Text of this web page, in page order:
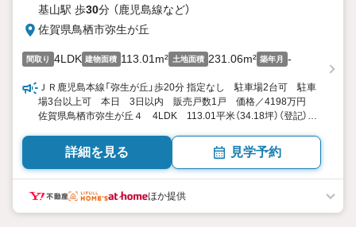
基山駅 歩30分 （鹿児島線など）
佐賀県鳥栖市弥生が丘
間取り 4LDK 建物面積 113.01m² 土地面積 231.06m² 築年月 -
ＪＲ鹿児島本線「弥生が丘」歩20分 指定なし 駐車場2台可 駐車
場3台以上可 本日 3日以内 販売戸数1戸 価格／4198万円
佐賀県鳥栖市弥生が丘４ 4LDK 113.01平米（34.18坪）（登記）
詳細を見る 見学予約
ほか提供